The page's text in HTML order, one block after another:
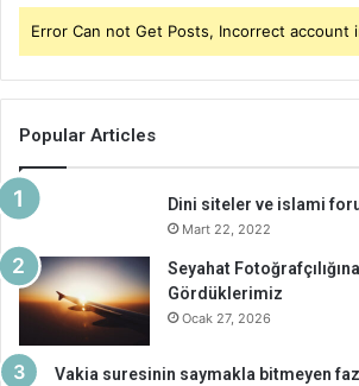
Error Can not Get Posts, Incorrect account
Popular Articles
Dini siteler ve islami
Mart 22, 2022
Seyahat
Gördüklerimiz
Ocak 27, 2026
Vakia suresinin saymakla bitmeyen